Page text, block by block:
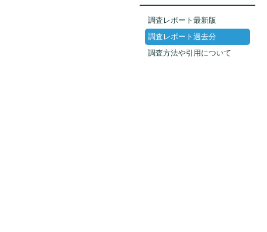
調査レポート最新版
調査レポート過去分
調査方法や引用について